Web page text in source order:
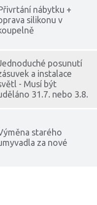
nábytku +
silikonu v
posunutí
a instalace
- Musí být
31.7. nebo 3.8.
starého
za nové